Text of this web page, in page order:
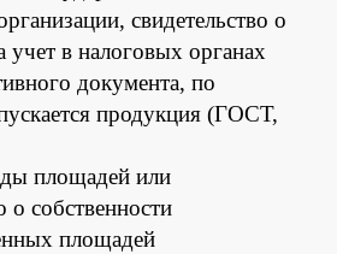
свидетельство о
учет в налоговых органах
документа, по
продукция (ГОСТ,
площадей или
о собственности
площадей